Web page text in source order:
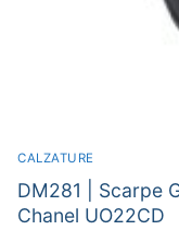
CALZATURE
DM281 | Scarpe
Chanel UO22CD